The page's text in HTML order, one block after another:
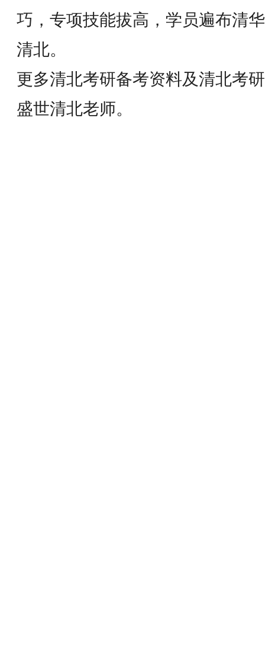
巧，专项技能拔高，学员遍布清
清北。
更多清北考研备考资料及清北考
盛世清北老师。